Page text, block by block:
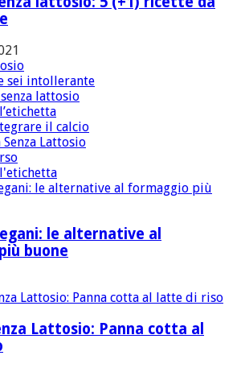
sei intollerante
lattosio
il calcio
Senza Lattosio
le alternative al
buone
Lattosio: Panna cotta al